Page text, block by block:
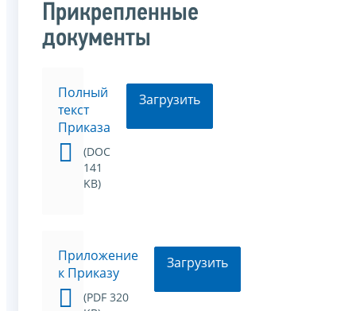
Прикрепленные
документы
Полный
текст
Приказа
(DOC
141
KB)
Загрузить
Приложение
к Приказу
(PDF 320
Загрузить